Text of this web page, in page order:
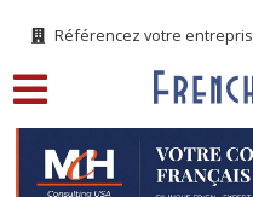
Référencez votre